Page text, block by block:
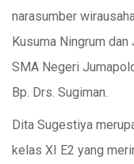
narasumber
Kusuma Ningrum
SMA Negeri
Bp. Drs. Sugiman.
Dita Sugestiya
kelas XI E2 yang